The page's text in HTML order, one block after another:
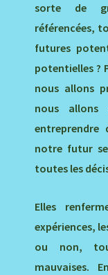
sorte de
référencées,
futures
potentielles ?
nous allons
nous
entreprendre
notre futur
toutes les
Elles
expériences,
ou non,
mauvaises.